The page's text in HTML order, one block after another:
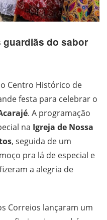
guardiãs do sabor
Centro Histórico de
festa para celebrar o
. A programação
na Igreja de Nossa
, seguida de um
pra lá de especial e
a alegria de
Correios lançaram um